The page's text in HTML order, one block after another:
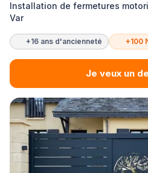
Installation de fermetures
Var
+16 ans d'ancienneté +100
Je veux un